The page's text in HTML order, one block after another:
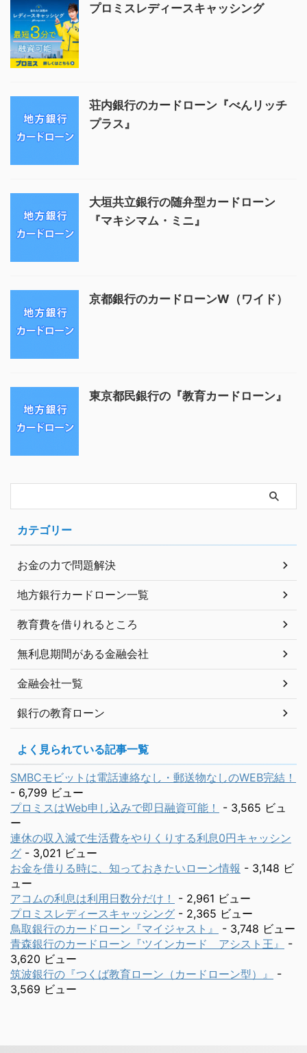
プロミスレディースキャッシング
荘内銀行のカードローン『べんリッチ
プラス』
大垣共立銀行の随弁型カードローン
『マキシマム・ミニ』
京都銀行のカードローンW（ワイド）
東京都民銀行の『教育カードローン』
カテゴリー
お金の力で問題解決
地方銀行カードローン一覧
教育費を借りれるところ
無利息期間がある金融会社
金融会社一覧
銀行の教育ローン
よく見られている記事一覧
SMBCモビットは電話連絡なし・郵送物なしのWEB完結！
- 6,799 ビュー
プロミスはWeb申し込みで即日融資可能！
- 3,565 ビュ
ー
連休の収入減で生活費をやりくりする利息0円キャッシン
グ - 3,021 ビュー
お金を借りる時に、知っておきたいローン情報 - 3,148 ビ
ュー
アコムの利息は利用日数分だけ！
- 2,961 ビュー
プロミスレディースキャッシング - 2,365 ビュー
鳥取銀行のカードローン『マイジャスト』
- 3,748 ビュー
青森銀行のカードローン『ツインカード アシスト王』
-
3,620 ビュー
筑波銀行の『つくば教育ローン（カードローン型）』
-
3,569 ビュー